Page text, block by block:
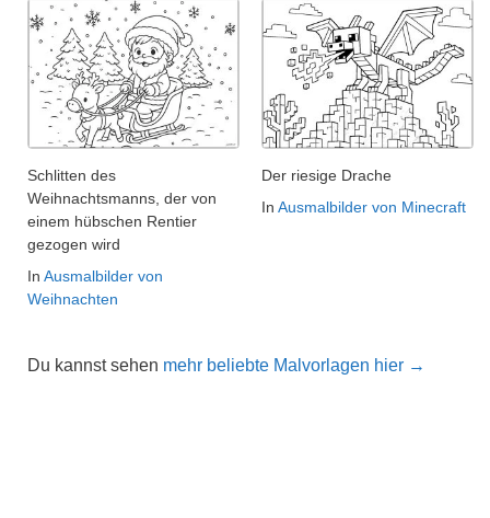
Schlitten des
Weihnachtsmanns, der von
einem hübschen Rentier
gezogen wird
In Ausmalbilder von
Weihnachten
Der riesige Drache
In Ausmalbilder von Minecraft
Du kannst sehen mehr beliebte Malvorlagen hier →